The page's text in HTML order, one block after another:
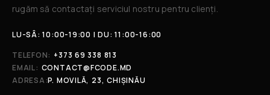
rugăm să contactați serviciul nostru pentru clienți.​
LU-SÂ: 10:00-19:00 | DU: 11:00-16:00
TELEFON: +373 69 338 813
EMAIL: CONTACT@FCODE.MD
ADRESA:P. MOVILĂ, 23, CHIȘINĂU